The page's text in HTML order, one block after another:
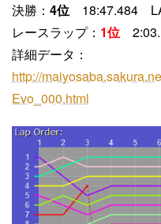
決勝： 4位 18:47.484
レースラップ： 1位
詳細データ：
http://
Evo_000.html